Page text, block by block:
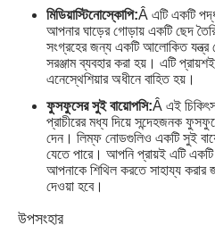
মিডিয়াস্টিনোস্কোপি:Â এটি একটি
আপনার ঘাড়ের গোড়ায় একটি ছেদ
সংগ্রহের জন্য একটি আলোকিত যন্ত্র
সরঞ্জাম ব্যবহার করা হয়। এটি
এনেস্থেশিয়ার অধীনে বাহিত হয়।
ফুসফুসের সুই বায়োপসি:Â এই
প্রাচীরের মধ্য দিয়ে সন্দেহজনক
দেন। লিম্ফ নোডগুলিও একটি সুই
যেতে পারে। আপনি প্রায়ই এটি একটি
আপনাকে শিথিল করতে সাহায্য
দেওয়া হবে।
উপসংহার